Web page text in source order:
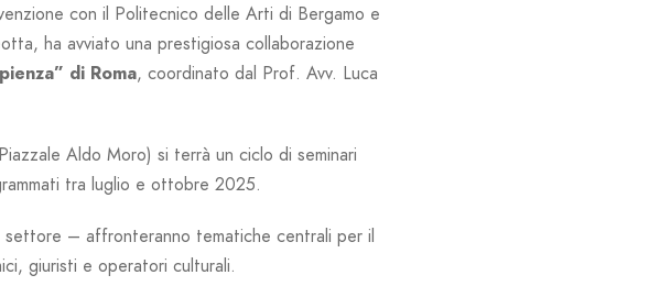
con il Politecnico delle Arti di Bergamo e
ha avviato una prestigiosa collaborazione
di Roma, coordinato dal Prof. Avv. Luca
Aldo Moro) si terrà un ciclo di seminari
tra luglio e ottobre 2025.
– affronteranno tematiche centrali per il
giuristi e operatori culturali.